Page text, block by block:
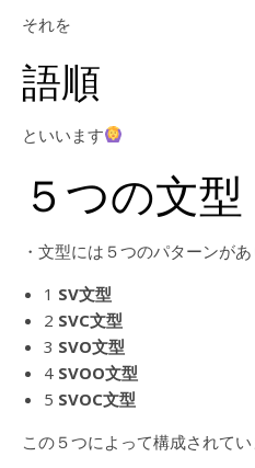
それを
語順
といいます
５つの文型
・文型には５つのパターンがあ
1 SV文型
2 SVC文型
3 SVO文型
4 SVOO文型
5 SVOC文型
この５つによって構成されてい